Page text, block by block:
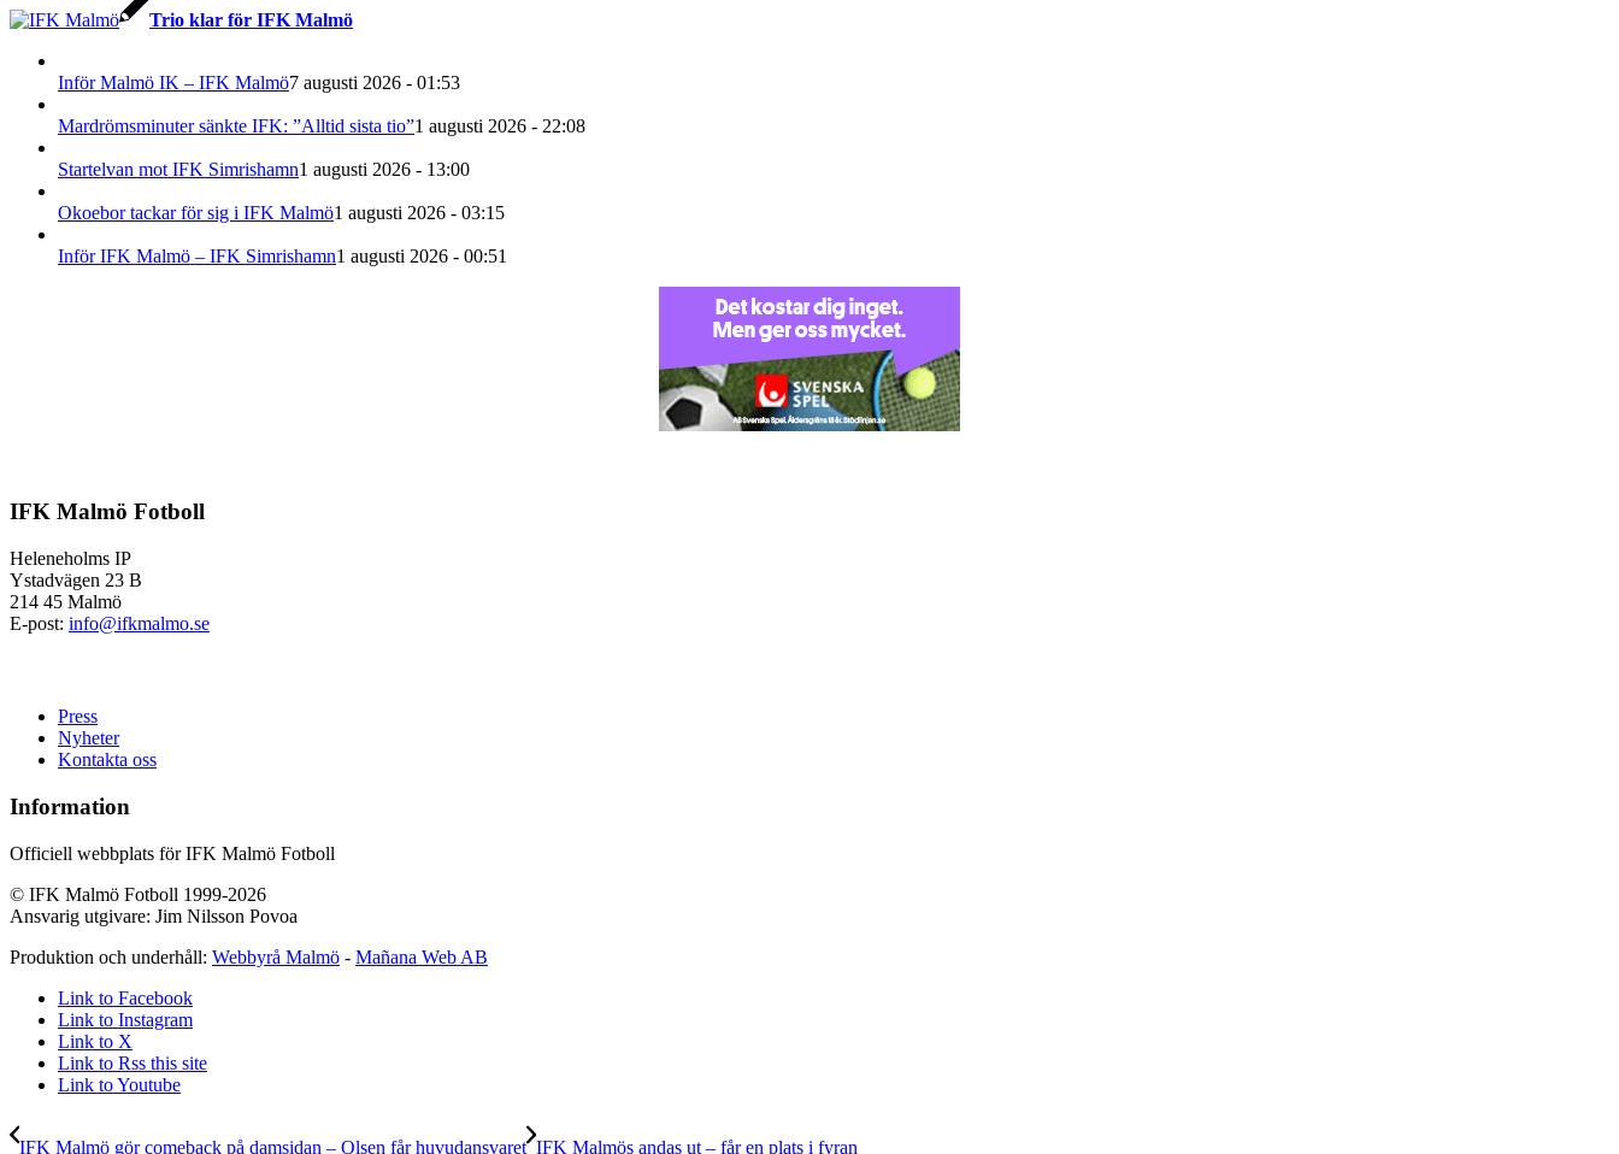
Trio klar för IFK Malmö
Inför Malmö IK – IFK Malmö7 augusti 2026 - 01:53
Mardrömsminuter sänkte IFK: ”Alltid sista tio”1 augusti 2026 - 22:08
Startelvan mot IFK Simrishamn1 augusti 2026 - 13:00
Okoebor tackar för sig i IFK Malmö1 augusti 2026 - 03:15
Inför IFK Malmö – IFK Simrishamn1 augusti 2026 - 00:51
IFK Malmö Fotboll
Heleneholms IP
Ystadvägen 23 B
214 45 Malmö
E-post: info@ifkmalmo.se
Press
Nyheter
Kontakta oss
Information
Officiell webbplats för IFK Malmö Fotboll
© IFK Malmö Fotboll 1999-2026
Ansvarig utgivare: Jim Nilsson Povoa
Produktion och underhåll: Webbyrå Malmö - Mañana Web AB
Link to Facebook
Link to Instagram
Link to X
Link to Rss this site
Link to Youtube
IFK Malmö gör comeback på damsidan – Olsen får huvudansvaret IFK Malmös andas ut – får en plats i fyran